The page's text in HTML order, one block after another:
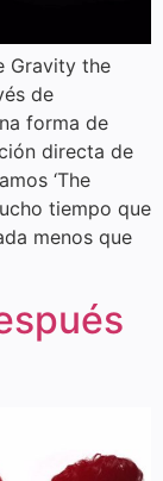
Gravity the
de
forma de
directa de
‘The
tiempo que
menos que